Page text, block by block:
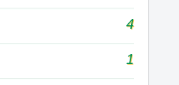
4
1